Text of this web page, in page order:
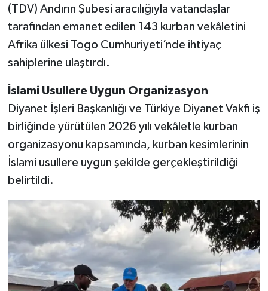
(TDV) Andırın Şubesi aracılığıyla vatandaşlar
tarafından emanet edilen 143 kurban vekâletini
Afrika ülkesi Togo Cumhuriyeti’nde ihtiyaç
sahiplerine ulaştırdı.
İslami Usullere Uygun Organizasyon
Diyanet İşleri Başkanlığı ve Türkiye Diyanet Vakfı iş
birliğinde yürütülen 2026 yılı vekâletle kurban
organizasyonu kapsamında, kurban kesimlerinin
İslami usullere uygun şekilde gerçekleştirildiği
belirtildi.